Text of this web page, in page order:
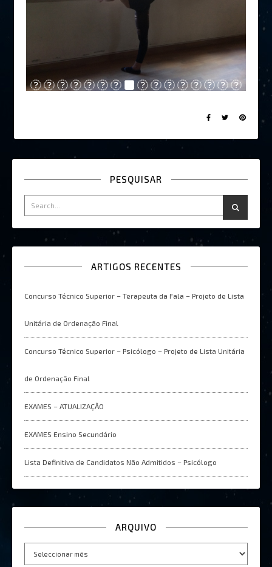
PESQUISAR
ARTIGOS RECENTES
Concurso Técnico Superior – Terapeuta da Fala – Projeto de Lista
Unitária de Ordenação Final
Concurso Técnico Superior – Psicólogo – Projeto de Lista Unitária
de Ordenação Final
EXAMES – ATUALIZAÇÂO
EXAMES Ensino Secundário
Lista Definitiva de Candidatos Não Admitidos – Psicólogo
ARQUIVO
Arquivo